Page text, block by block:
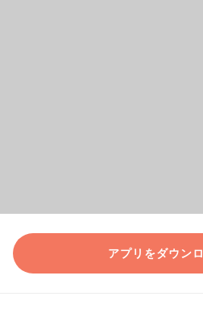
アプリをダウン